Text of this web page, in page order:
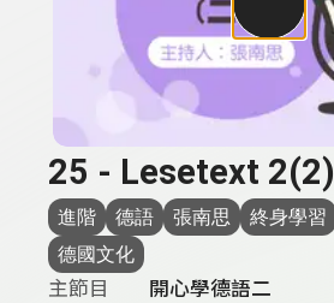
25 - Lesetext 2(2)
進階 德語 張南思 終身學習
德國文化
主節目
開心學德語二